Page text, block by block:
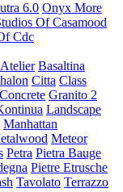
6.0 Onyx More
Of Casamood
Cdc
Atelier Basaltina
Citta Class
Granito 2
Landscape
Manhattan
Meteor
Petra Pietra Bauge
Pietre Etrusche
Tavolato Terrazzo